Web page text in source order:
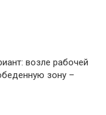
возле рабочей
зону –